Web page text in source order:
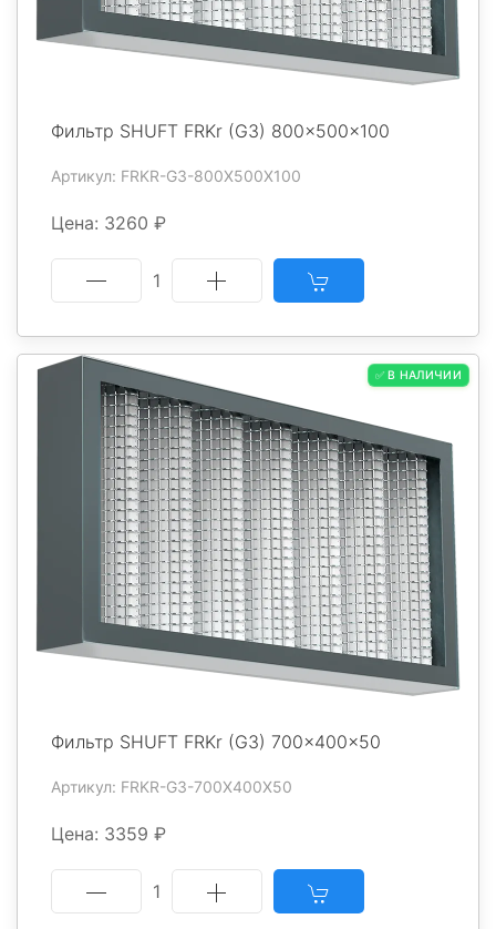
Фильтр SHUFT FRKr (G3) 800x500x100
Артикул: FRKR-G3-800X500X100
Цена: 3260 ₽
1
✅ В НАЛИЧИИ
Фильтр SHUFT FRKr (G3) 700x400x50
Артикул: FRKR-G3-700X400X50
Цена: 3359 ₽
1